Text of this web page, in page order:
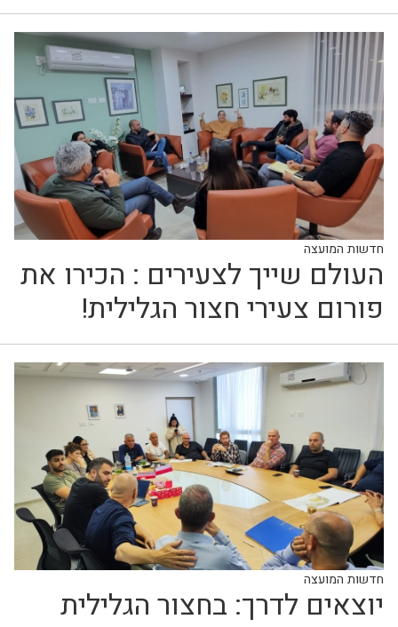
חדשות המועצה
העולם שייך לצעירים : הכירו את
פורום צעירי חצור הגלילית!
חדשות המועצה
יוצאים לדרך: בחצור הגלילית